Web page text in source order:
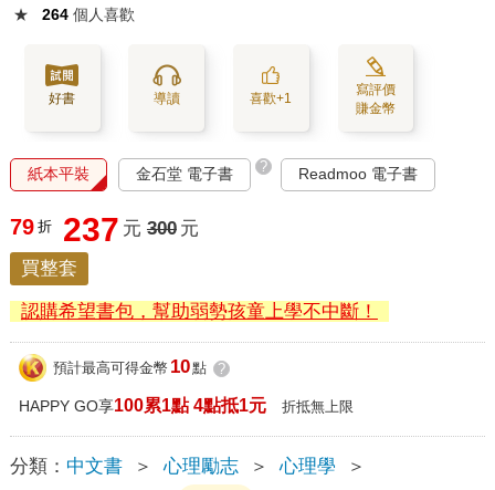
★
264 個人喜歡
好書 導讀 喜歡+1
寫評價
賺金幣
紙本平裝 金石堂 電子書 ? Readmoo 電子書
79 折 237 元 300 元
買整套
認購希望書包，幫助弱勢孩童上學不中斷！
預計最高可得金幣 10點 ?
HAPPY GO享100累1點 4點抵1元 折抵無上限
分類： 中文書 ＞ 心理勵志 ＞ 心理學
＞